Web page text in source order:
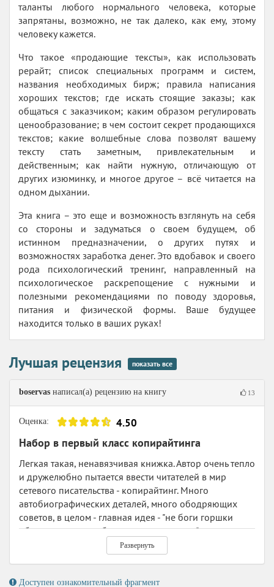
таланты любого нормального человека, которые
запрятаны, возможно, не так далеко, как ему, этому
человеку кажется.
Что такое «продающие тексты», как использовать
рерайт; список специальных программ и систем,
названия необходимых бирж; правила написания
хороших текстов; где искать стоящие заказы; как
общаться с заказчиком; каким образом регулировать
ценообразование; в чем состоит секрет продающихся
текстов; какие волшебные слова позволят вашему
тексту стать заметным, привлекательным и
действенным; как найти нужную, отличающую от
других изюминку, и многое другое – всё читается на
одном дыхании.
Эта книга – это еще и возможность взглянуть на себя
со стороны и задуматься о своем будущем, об
истинном предназначении, о других путях и
возможностях заработка денег. Это вдобавок и своего
рода психологический тренинг, направленный на
психологическое раскрепощение с нужными и
полезными рекомендациями по поводу здоровья,
питания и физической формы. Ваше будущее
находится только в ваших руках!
Лучшая рецензия показать все
boservas написал(а) рецензию на книгу 13
Оценка: 4.50
Набор в первый класс копирайтинга
Легкая такая, ненавязчивая книжка. Автор очень тепло
и дружелюбно пытается ввести читателей в мир
сетевого писательства - копирайтинг. Много
автобиографических деталей, много ободряющих
советов, в целом - главная идея - "не боги горшки
обжигают, и у вас обязательно получится".
И я так думаю, что для того чтобы отважиться и
сделать первый шаг, такой книги вполне достаточно,
руководства на первых порах могут смутить,
Развернуть
Доступен ознакомительный фрагмент